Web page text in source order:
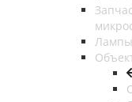
Лампы